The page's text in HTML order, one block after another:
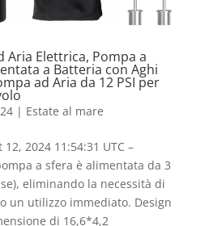
Aria Elettrica, Pompa a
a Batteria con Aghi
ad Aria da 12 PSI per
| Estate al mare
2024 11:54:31 UTC –
a sfera è alimentata da 3
eliminando la necessità di
un utilizzo immediato. Design
di 16,6*4,2